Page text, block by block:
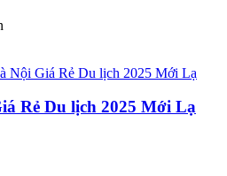
Rẻ Du lịch 2025 Mới Lạ